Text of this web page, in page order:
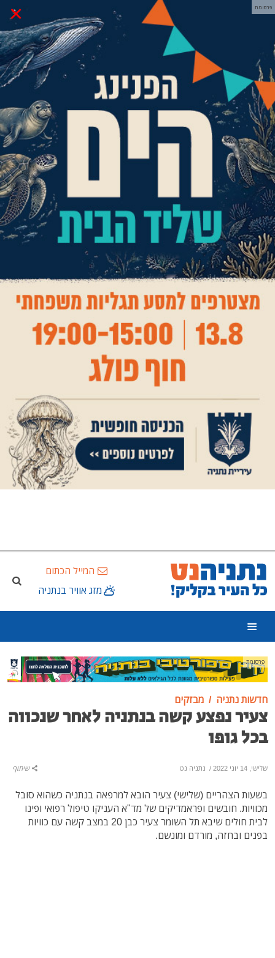
× פרסומת
המייל הכתום
מזג אוויר בנתניה
פרסומת
חדשות נתניה מבזקים
צעיר נפצע קשה בנתניה לאחר שנכווה
בכל גופו
שלישי, 14 יוני 2022 / נתניה נט שיתוף
בשעות הצהריים (שלישי) צעיר הובא למרפאה בנתניה כשהוא סובל
מכוויות. חובשים ופראמדיקים של מד"א העניקו טיפול רפואי ופינו
לבית חולים שיבא תל השומר צעיר כבן 20 במצב קשה עם כוויות
בפנים ובחזה, מורדם ומונשם.